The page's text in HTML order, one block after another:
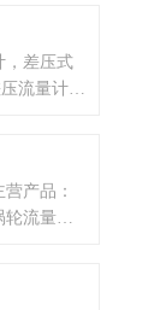
，一般
流量计，
，涡街流
，差压式
流量计。
节流。
产品：
轮流量